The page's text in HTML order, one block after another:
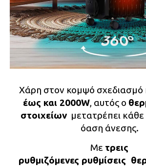
Χάρη στον κομψό σχεδιασμό
έως και 2000W, αυτός ο
στοιχείωνμετατρέπει
όαση άνεσης.
Με τρεις
ρυθμιζόμενες ρυθμίσεις